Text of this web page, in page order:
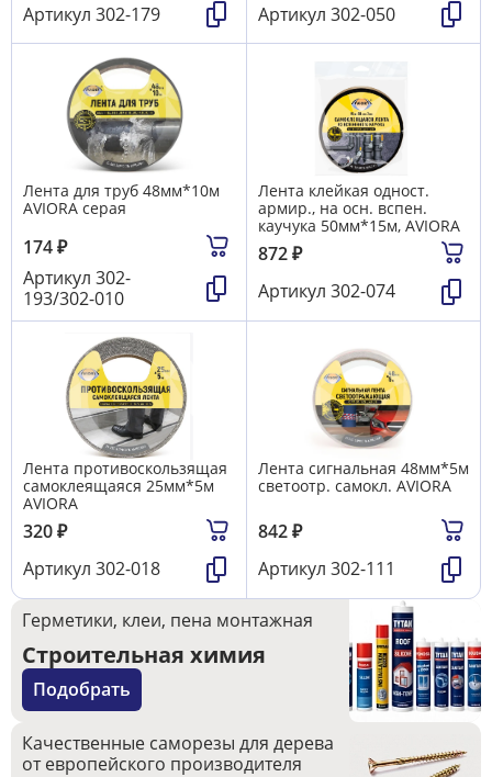
Артикул 302-179
Артикул 302-050
Лента для труб 48мм*10м
AVIORA серая
174₽
Артикул 302-
193/302-010
Лента клейкая одност.
армир., на осн. вспен.
каучука 50мм*15м, AVIORA
872₽
Артикул 302-074
Лента противоскользящая
самоклеящаяся 25мм*5м
AVIORA
320₽
Артикул 302-018
Лента сигнальная 48мм*5м
светоотр. самокл. AVIORA
842₽
Артикул 302-111
Герметики, клеи, пена монтажная
Строительная химия
Подобрать
Качественные саморезы для дерева
от европейского производителя